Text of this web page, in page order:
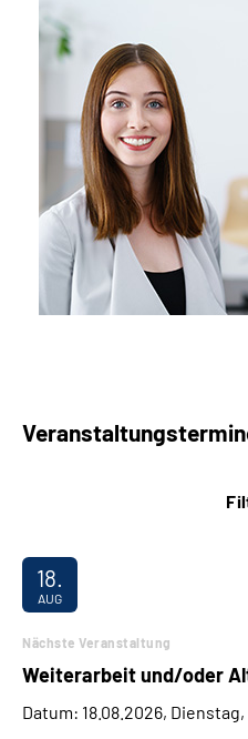
Nächste Veranstaltung
Weiterarbeit und/oder
Datum: 18.08.2026,
18.
AUG